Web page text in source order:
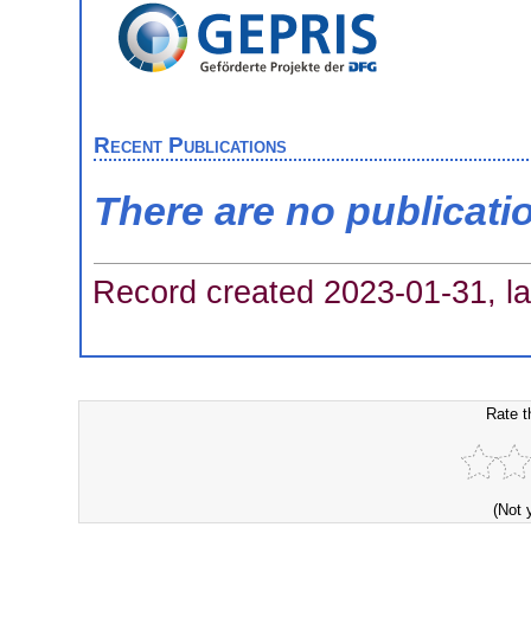
Recent Publications
There are no
Record created 2023-01-31,
Rate
(Not